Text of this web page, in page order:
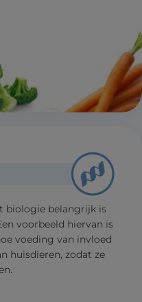
biologie belangrijk is
voorbeeld hiervan is
voeding van invloed
huisdieren, zodat ze